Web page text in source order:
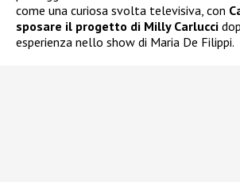
come una curiosa svolta televisiva, con
sposare il progetto di Milly Carlucci
esperienza nello show di Maria De Filippi.